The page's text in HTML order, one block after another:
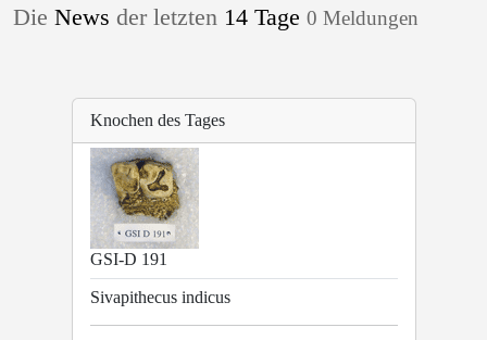
EHRINGSDORF 5
Homo neanderthalensis
Elemente: R. FEM
Ehringsdorf,
Die News der letzten 14 Tage 0 Meldungen
Knochen des Tages
GSI-D 191
Sivapithecus indicus